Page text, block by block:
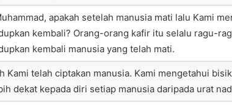
apakah setelah manusia mati lalu Kami
kembali? Orang-orang kafir itu selalu ragu-
kembali manusia yang telah mati.
Kami telah ciptakan manusia. Kami mengetahui
dekat kepada diri setiap manusia daripada urat